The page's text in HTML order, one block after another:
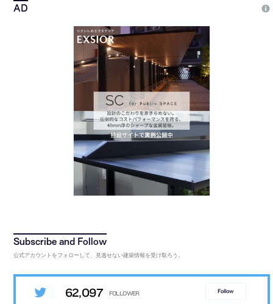
公式アカウントをフォローして、見逃せない建築情報を受け取ろう。
62,097 Follow